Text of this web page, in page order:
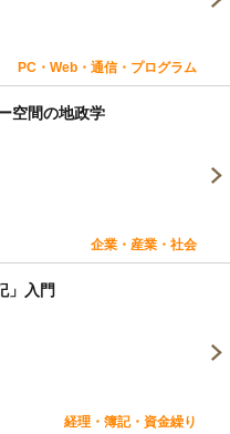
PC・Web・通信・プログラム
空間の地政学
企業・産業・社会
」入門
経理・簿記・資金繰り